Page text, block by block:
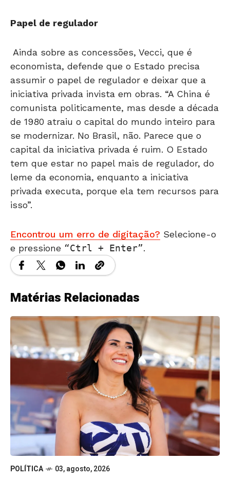
Papel de regulador
Ainda sobre as concessões, Vecci, que é
economista, defende que o Estado precisa
assumir o papel de regulador e deixar que a
iniciativa privada invista em obras. “A China é
comunista politicamente, mas desde a década
de 1980 atraiu o capital do mundo inteiro para
se modernizar. No Brasil, não. Parece que o
capital da iniciativa privada é ruim. O Estado
tem que estar no papel mais de regulador, do
leme da economia, enquanto a iniciativa
privada executa, porque ela tem recursos para
isso”.
Encontrou um erro de digitação? Selecione-o
e pressione
Ctrl + Enter .
Matérias Relacionadas
POLÍTICA 03, agosto, 2026